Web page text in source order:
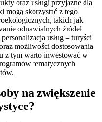
oraz usługi przyjazne dla
mogą skorzystać z tego
takich jak
odnawialnych źródeł
usług – turyści
możliwości dostosowania
z tym warto inwestować w
tematycznych
na zwiększenie